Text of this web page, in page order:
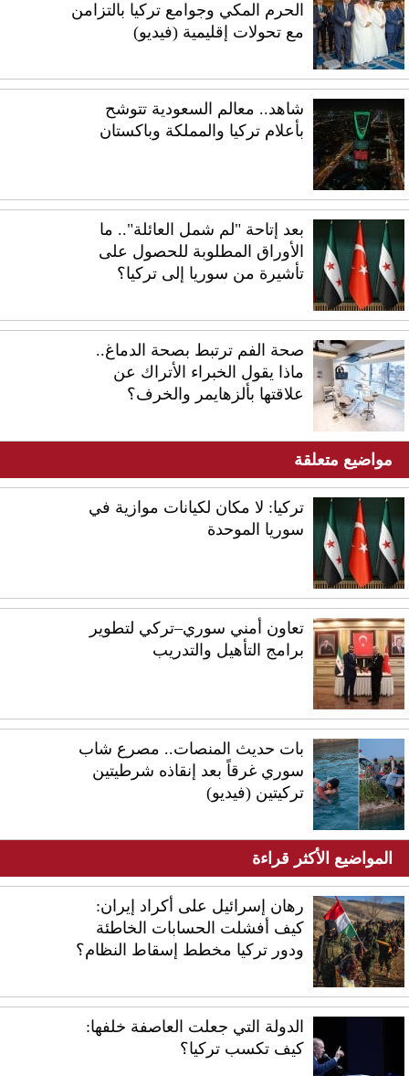
الحرم المكي وجوامع تركيا بالتزامن
مع تحولات إقليمية (فيديو)
شاهد.. معالم السعودية تتوشح
بأعلام تركيا والمملكة وباكستان
بعد إتاحة "لم شمل العائلة".. ما
الأوراق المطلوبة للحصول على
تأشيرة من سوريا إلى تركيا؟
صحة الفم ترتبط بصحة الدماغ..
ماذا يقول الخبراء الأتراك عن
علاقتها بألزهايمر والخرف؟
مواضيع متعلقة
تركيا: لا مكان لكيانات موازية في
سوريا الموحدة
تعاون أمني سوري–تركي لتطوير
برامج التأهيل والتدريب
بات حديث المنصات.. مصرع شاب
سوري غرقاً بعد إنقاذه شرطيتين
تركيتين (فيديو)
المواضيع الأكثر قراءة
رهان إسرائيل على أكراد إيران:
كيف أفشلت الحسابات الخاطئة
ودور تركيا مخطط إسقاط النظام؟
الدولة التي جعلت العاصفة خلفها:
كيف تكسب تركيا؟